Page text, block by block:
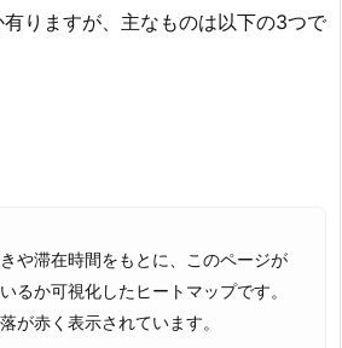
りますが、主なものは以下の3つで
や滞在時間をもとに、このページが
るか可視化したヒートマップです。
が赤く表示されています。